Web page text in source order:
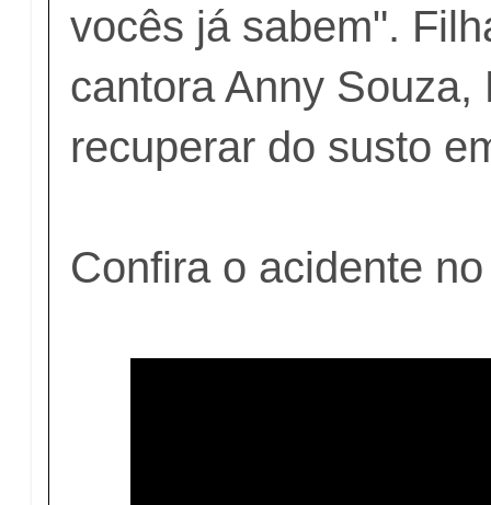
vocês já sabem".
cantora Anny Souza,
recuperar do susto
Confira o acidente